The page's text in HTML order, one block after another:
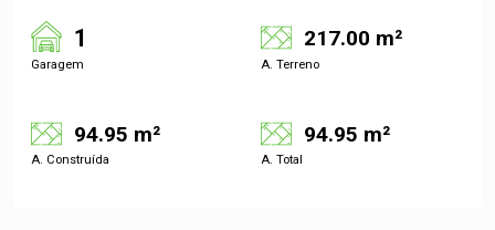
1
Garagem
217.00 m²
A. Terreno
94.95 m²
A. Construída
94.95 m²
A. Total